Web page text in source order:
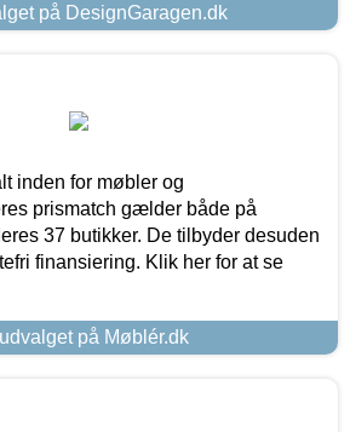
på DesignGaragen.dk
inden for møbler og
prismatch gælder både på
37 butikker. De tilbyder desuden
finansiering. Klik her for at se
på Møblér.dk